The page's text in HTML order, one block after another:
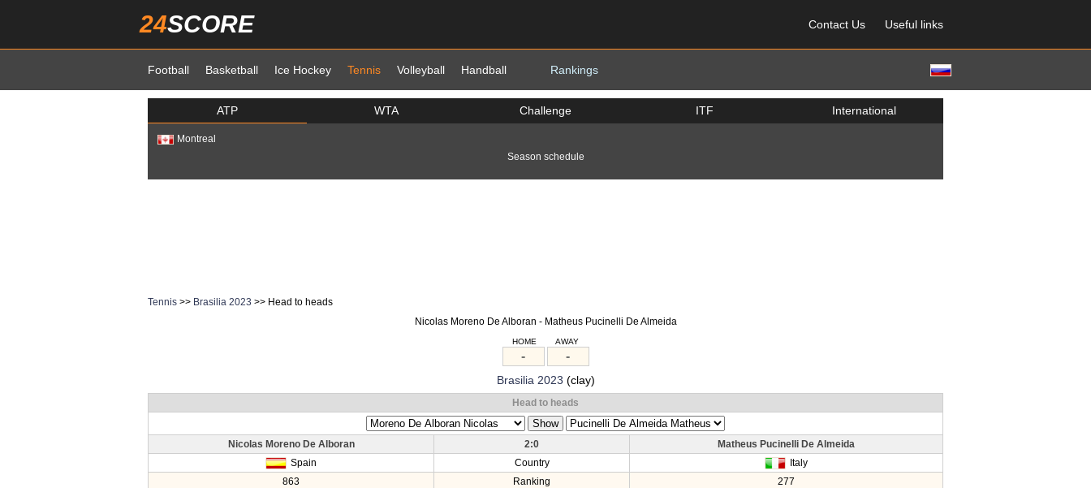
24SCORE Contact Us Useful links
Football Basketball Ice Hockey Tennis Volleyball Handball Rankings
ATP WTA Challenge ITF International
Montreal
Season schedule
Tennis >> Brasilia 2023 >> Head to heads
Nicolas Moreno De Alboran - Matheus Pucinelli De Almeida
HOME AWAY
- -
Brasilia 2023 (clay)
Head to heads
Nicolas Moreno De Alboran 2:0
Matheus Pucinelli De Almeida
Spain
Country
Italy
863
Ranking
277